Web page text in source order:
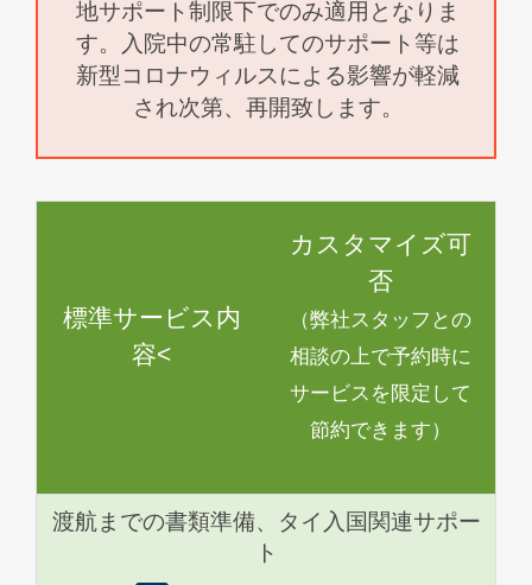
地サポート制限下でのみ適用となりま
す。入院中の常駐してのサポート等は
新型コロナウィルスによる影響が軽減
され次第、再開致します。
標準サービス内
容<
カスタマイズ可
否
（弊社スタッフとの
相談の上で予約時に
サービスを限定して
節約できます）
渡航までの書類準備、タイ入国関連サポー
ト